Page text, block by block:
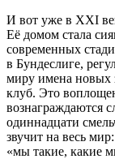
И вот уже в XXI
Её домом стала
современных
в Бундеслиге,
миру имена новых
клуб. Это
вознаграждаются
одиннадцати
звучит на весь
«мы такие, какие